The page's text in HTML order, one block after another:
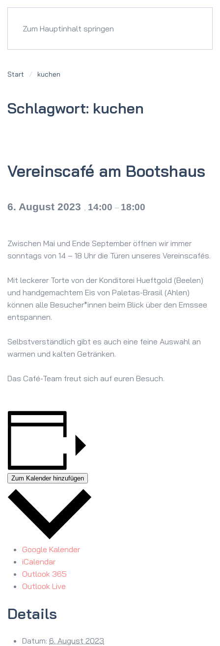
Zum Hauptinhalt springen
Start kuchen
Schlagwort: kuchen
Vereinscafé am Bootshaus
6. August 2023 , 14:00 – 18:00
Zwischen Mai und Ende September öffnen wir immer
sonntags von 14 – 18 Uhr die Türen unseres Vereinscafés.
Mit leckerer Torte von der Konditorei Hueftgold (Beelen)
und handgemachtem Eis von Paletas-Brasil (Ahlen)
können alle Besucher*innen beim Blick über den Emssee
entspannen.
Selbstverständlich gibt es auch eine feine Auswahl an
warmen und kalten Getränken.
Das Café-Team freut sich auf euren Besuch.
Zum Kalender hinzufügen
Google Kalender
iCalendar
Outlook 365
Outlook Live
Details
Datum: 6. August 2023